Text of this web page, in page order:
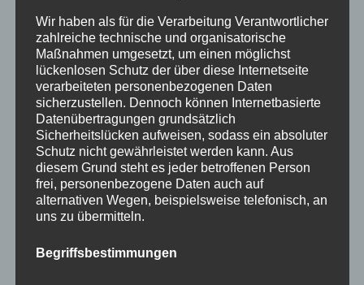
August 2015
Juli 2015
Juni 2015
Schlagworte
allgäu Allgäuer Festwoche allgäuer holzschilder
angebote aus holz ausstellung bayern echtholz
einzelanfertigungen firmenschilder gelasert
holz holzbearbeitung
Wir haben als für die Verarbeitung Verantwortlicher
zahlreiche technische und organisatorische
Maßnahmen umgesetzt, um einen möglichst
lückenlosen Schutz der über diese Internetseite
verarbeiteten personenbezogenen Daten
sicherzustellen. Dennoch können Internetbasierte
Datenübertragungen grundsätzlich
Sicherheitslücken aufweisen, sodass ein absoluter
Schutz nicht gewährleistet werden kann. Aus
diesem Grund steht es jeder betroffenen Person
frei, personenbezogene Daten auch auf
alternativen Wegen, beispielsweise telefonisch, an
uns zu übermitteln.
Begriffsbestimmungen